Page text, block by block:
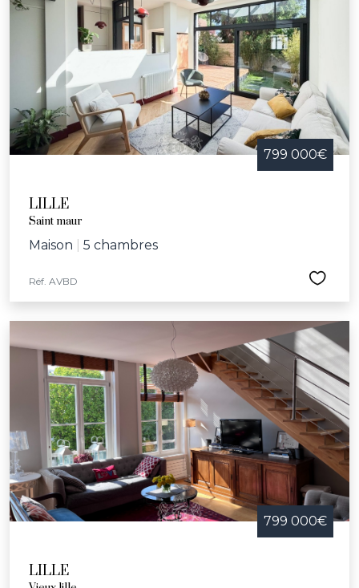
799 000€
LILLE
Saint maur
Maison 5 chambres
Réf. AVBD
799 000€
LILLE